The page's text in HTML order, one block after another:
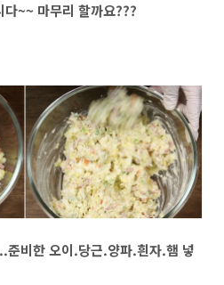
~~ 마무리 할까요???
준비한 오이.당근.양파.흰자.햄 넣